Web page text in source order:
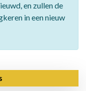
en zullen de
in een nieuw